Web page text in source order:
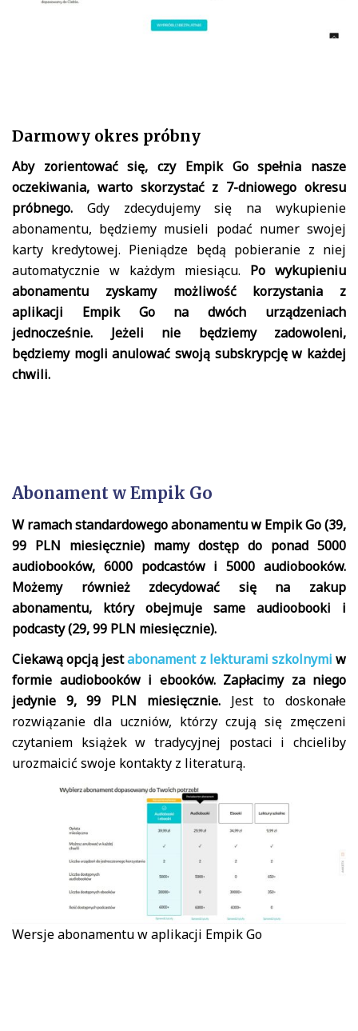
Darmowy okres próbny
Aby zorientować się, czy Empik Go spełnia nasze
oczekiwania, warto skorzystać z 7-dniowego okresu
próbnego. Gdy zdecydujemy się na wykupienie
abonamentu, będziemy musieli podać numer swojej
karty kredytowej. Pieniądze będą pobieranie z niej
automatycznie w każdym miesiącu. Po wykupieniu
abonamentu zyskamy możliwość korzystania z
aplikacji Empik Go na dwóch urządzeniach
jednocześnie. Jeżeli nie będziemy zadowoleni,
będziemy mogli anulować swoją subskrypcję w każdej
chwili.
Abonament w Empik Go
W ramach standardowego abonamentu w Empik Go (39,
99 PLN miesięcznie) mamy dostęp do ponad 5000
audiobooków, 6000 podcastów i 5000 audiobooków.
Możemy również zdecydować się na zakup
abonamentu, który obejmuje same audioobooki i
podcasty (29, 99 PLN miesięcznie).
Ciekawą opcją jestabonament z lekturami szkolnymi w
formie audiobooków i ebooków. Zapłacimy za niego
jedynie 9, 99 PLN miesięcznie.Jest to doskonałe
rozwiązanie dla uczniów, którzy czują się zmęczeni
czytaniem książek w tradycyjnej postaci i chcieliby
urozmaicić swoje kontakty z literaturą.
Wersje abonamentu w aplikacji Empik Go